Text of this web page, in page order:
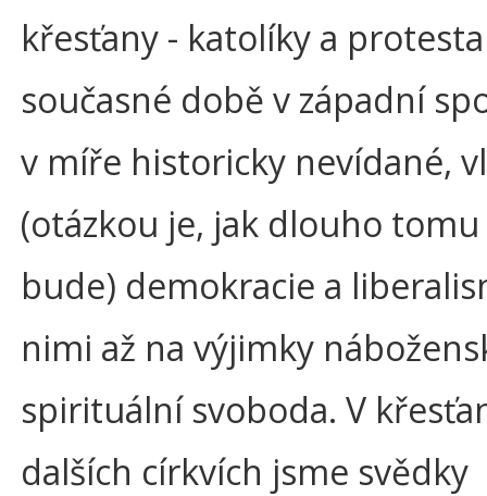
křesťany - katolíky a
současné době v západní
v míře historicky nevídané,
(otázkou je, jak dlouho
bude) demokracie a
nimi až na výjimky
spirituální svoboda. V
dalších církvích jsme svědky